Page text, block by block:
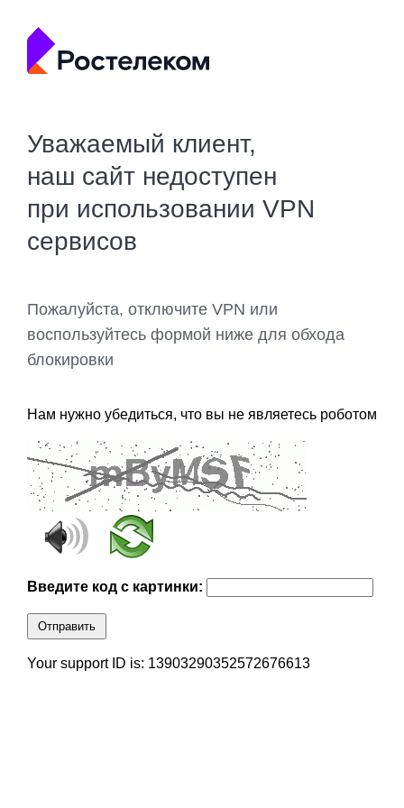
Уважаемый клиент,
наш сайт недоступен
при использовании VPN
сервисов
Пожалуйста, отключите VPN или
воспользуйтесь формой ниже для обхода
блокировки
Нам нужно убедиться, что вы не являетесь роботом
Введите код с картинки:
Отправить
Your support ID is: 13903290352572676613